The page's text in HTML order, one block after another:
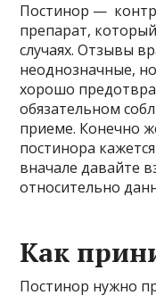
Постинор —
препарат,
случаях. Отзывы
неоднозначные,
хорошо
обязательном
приеме. Конечно
постинора
вначале давайте
относительно
Как
Постинор нужно